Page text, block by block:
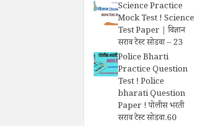
Science Practice
Mock Test ! Science
Test Paper | विज्ञान
सराव टेस्ट सोडवा – 23
Police Bharti
Practice Question
Test ! Police
bharati Question
Paper ! पोलीस भरती
सराव टेस्ट सोडवा.60